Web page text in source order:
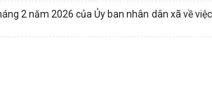
2 năm 2026 của Ủy ban nhân dân xã về